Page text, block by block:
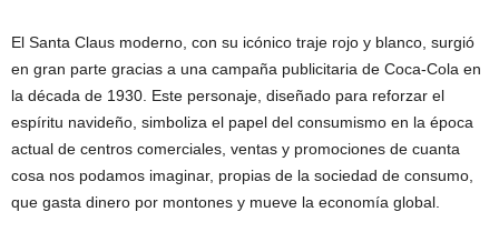
El Santa Claus moderno, con su icónico traje rojo y blanco, surgió
en gran parte gracias a una campaña publicitaria de Coca-Cola en
la década de 1930. Este personaje, diseñado para reforzar el
espíritu navideño, simboliza el papel del consumismo en la época
actual de centros comerciales, ventas y promociones de cuanta
cosa nos podamos imaginar, propias de la sociedad de consumo,
que gasta dinero por montones y mueve la economía global.